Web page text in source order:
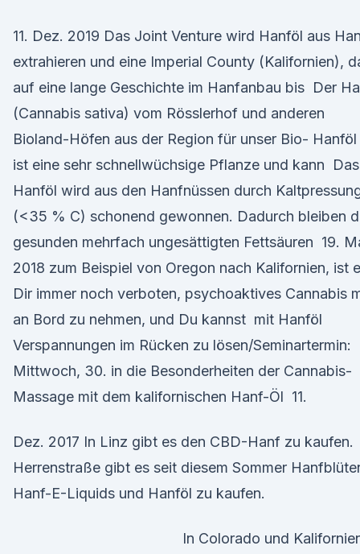
11. Dez. 2019 Das Joint Venture wird Hanföl aus
extrahieren und eine Imperial County (Kalifornien),
auf eine lange Geschichte im Hanfanbau bis Der
(Cannabis sativa) vom Rösslerhof und anderen
Bioland-Höfen aus der Region für unser Bio- Hanföl
ist eine sehr schnellwüchsige Pflanze und kann Das
Hanföl wird aus den Hanfnüssen durch
(<35 % C) schonend gewonnen. Dadurch bleiben
gesunden mehrfach ungesättigten Fettsäuren 19.
2018 zum Beispiel von Oregon nach Kalifornien, ist
Dir immer noch verboten, psychoaktives Cannabis
an Bord zu nehmen, und Du kannst mit Hanföl
Verspannungen im Rücken zu lösen/Seminartermin:
Mittwoch, 30. in die Besonderheiten der Cannabis-
Massage mit dem kalifornischen Hanf-Öl 11.
Dez. 2017 In Linz gibt es den CBD-Hanf zu kaufen.
Herrenstraße gibt es seit diesem Sommer
Hanf-E-Liquids und Hanföl zu kaufen.
In Colorado und